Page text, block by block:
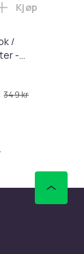
S50/
-
/
-
349 kr
Legg Lader
Kjøp